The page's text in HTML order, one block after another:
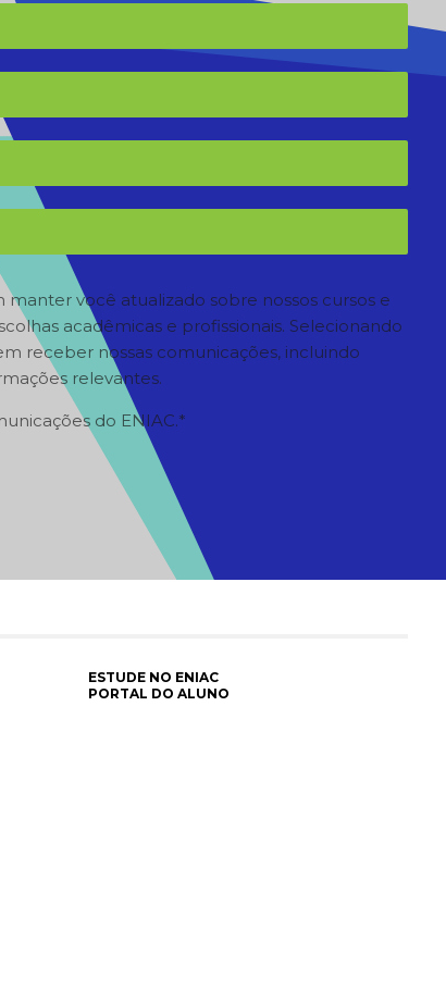
você atualizado sobre nossos cursos e
acadêmicas e profissionais. Selecionando
receber nossas comunicações, incluindo
relevantes.
do ENIAC.*
ESTUDE NO ENIAC
PORTAL DO ALUNO